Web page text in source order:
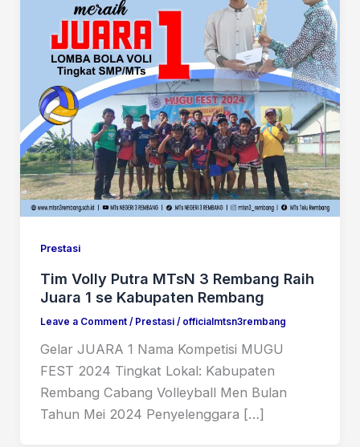
Prestasi
Tim Volly Putra MTsN 3 Rembang Raih
Juara 1 se Kabupaten Rembang
Leave a Comment / Prestasi/ officialmtsn3rembang
Gelar JUARA 1 Nama Kompetisi MUGU
FEST 2024 Tingkat Lokal: Kabupaten
Rembang Cabang Volleyball Men Bulan
Tahun Mei 2024 Penyelenggara […]